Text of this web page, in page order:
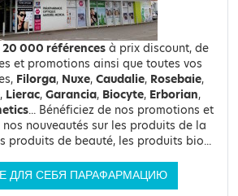
20 000 références à prix discount, de
et promotions ainsi que toutes vos
Filorga, Nuxe, Caudalie, Rosebaie,
, Lierac, Garancia, Biocyte, Erborian,
... Bénéficiez de nos promotions et
nouveautés sur les produits de la
produits de beauté, les produits bio...
ДЛЯ СЕБЯ ПАРАФАРМАЦИЮ